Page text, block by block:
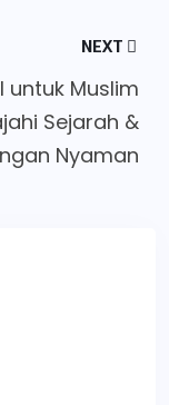
NEXT
untuk Muslim
Sejarah &
Nyaman